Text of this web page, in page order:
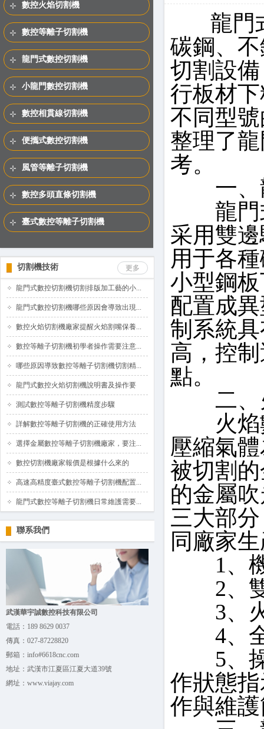
數控火焰切割機
數控等離子切割機
龍門式數控切割機
小龍門數控切割機
數控相貫線切割機
便攜式數控切割機
風管等離子切割機
數控多頭直條切割機
臺式數控等離子切割機
更多
切割機技術
龍門式數控切割機切割排版加工藝的小...
龍門式數控切割機哪些原因會導致出現...
數控火焰切割機廠家提醒火焰割嘴保養...
數控等離子切割機初學者操作需要注意...
哪些原因導致數控等離子切割機切割精...
龍門式數控火焰切割機說明書及操作要
測試數控等離子切割機精度步驟
詳解數控等離子切割機的正確使用方法
選擇金屬數控等離子切割機廠家，要注...
數控切割機廠家報價是根據什么來的
高速高精度臺式數控等離子切割機配置...
龍門式數控等離子切割機日常維護需要...
聯系我們
武漢華宇誠數控科技有限公司
電話： 189 8629 0037
傳真： 027-87228820
郵箱： info#6618cnc.com
地址： 武漢市江夏區江夏大道39號
網址： www.viajay.com
龍門
碳鋼、
切割設
行板材
不同型
整理了
考。
一、龍
龍門式
采用雙
用于各
小型鋼
配置成
制系統
高，控
點。
二、火
火焰數
壓縮氣
被切割
的金屬
三大部
同廠家
1、機
2、雙
3、火
4、全
5、操
作狀態
作與維